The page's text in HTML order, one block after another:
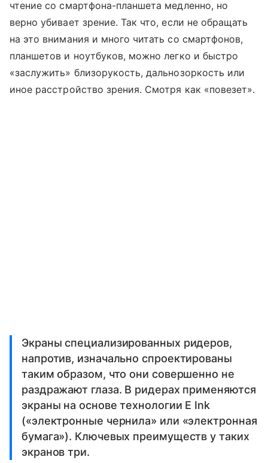
чтение со смартфона-планшета медленно, но
верно убивает зрение. Так что, если не обращать
на это внимания и много читать со смартфонов,
планшетов и ноутбуков, можно легко и быстро
«заслужить» близорукость, дальнозоркость или
иное расстройство зрения. Смотря как «повезет».
Экраны специализированных ридеров,
напротив, изначально спроектированы
таким образом, что они совершенно не
раздражают глаза. В ридерах применяются
экраны на основе технологии E Ink
(«электронные чернила» или «электронная
бумага»). Ключевых преимуществ у таких
экранов три.